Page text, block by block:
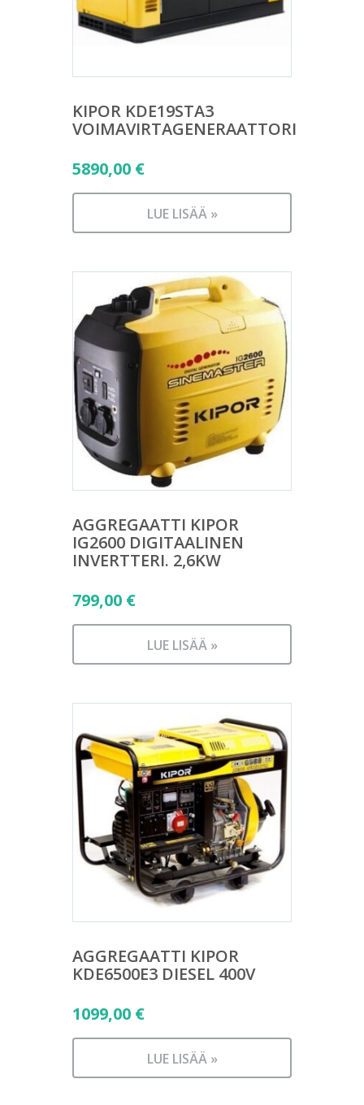
KIPOR KDE19STA3
VOIMAVIRTAGENERAATTORI
5890,00 €
LUE LISÄÄ »
AGGREGAATTI KIPOR
IG2600 DIGITAALINEN
INVERTTERI. 2,6KW
799,00 €
LUE LISÄÄ »
AGGREGAATTI KIPOR
KDE6500E3 DIESEL 400V
1099,00 €
LUE LISÄÄ »